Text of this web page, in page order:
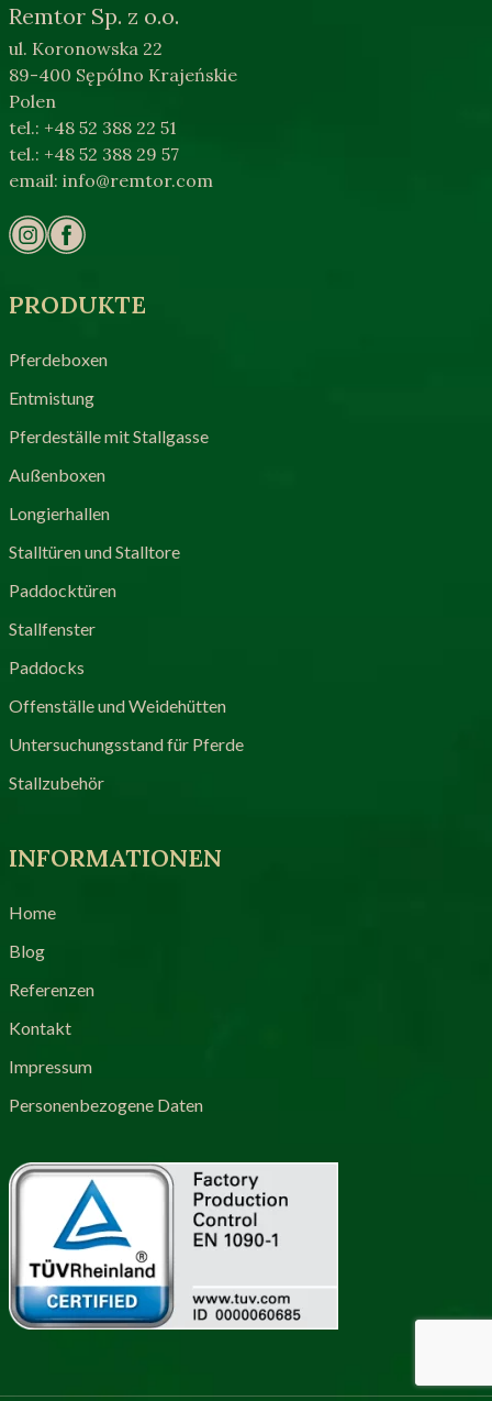
Remtor Sp. z o.o.
ul. Koronowska 22
89-400 Sępólno Krajeńskie
Polen
tel.: +48 52 388 22 51
tel.: +48 52 388 29 57
email: info@remtor.com
PRODUKTE
Pferdeboxen
Entmistung
Pferdeställe mit Stallgasse
Außenboxen
Longierhallen
Stalltüren und Stalltore
Paddocktüren
Stallfenster
Paddocks
Offenställe und Weidehütten
Untersuchungsstand für Pferde
Stallzubehör
INFORMATIONEN
Home
Blog
Referenzen
Kontakt
Impressum
Personenbezogene Daten